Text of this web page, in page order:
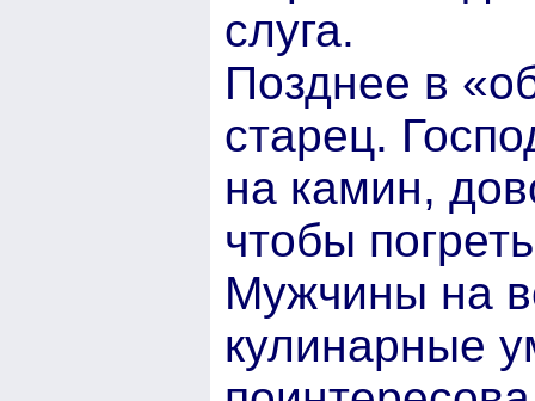
слуга.
Позднее в
старец.
на камин,
чтобы
Мужчины на
кулинарные